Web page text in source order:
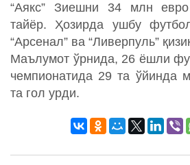
“Аякс” Зиешни 34 млн евро
тайёр. Ҳозирда ушбу
“Арсенал” ва “Ливерпуль”
Маълумот ўрнида, 26 ёшли
чемпионатида 29 та ўйинда
та гол урди.